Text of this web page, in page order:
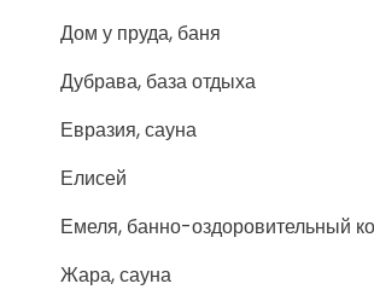
Дом у пруда, баня
Дубрава, база отдыха
Евразия, сауна
Елисей
Емеля, банно-оздоровительный
Жара, сауна